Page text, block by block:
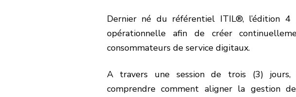
Dernier né du référentiel ITIL®, l’édition 4
opérationnelle afin de créer
consommateurs de service digitaux.
A travers une session de trois (3) jours,
comprendre comment aligner la gestion